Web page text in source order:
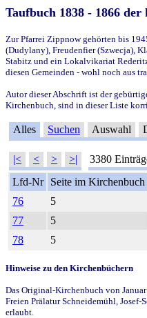
Taufbuch 1838 - 1866
Zur Pfarrei Zippnow gehörten bis
(Dudylany), Freudenfier (Szwecja),
Stabitz und ein Lokalvikariat
diesen Gemeinden - wohl noch aus
Autor dieser Abschrift ist der
Kirchenbuch, sind in dieser Liste
Alles Suchen Auswahl
|< < > >| 3380
Lfd-Nr
Seite im Kirchenbuch
76
5
77
5
78
5
Hinweise zu den Kirchenbüchern
Das Original-Kirchenbuch von
Freien Prälatur Schneidemühl,
erlaubt.